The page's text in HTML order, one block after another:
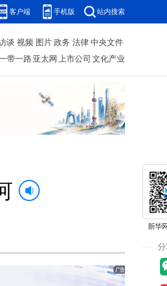
客户端 手机版 站内搜索
谈 视频 图片 政务 法律 中央文件
带一路 亚太网 上市公司 文化产业